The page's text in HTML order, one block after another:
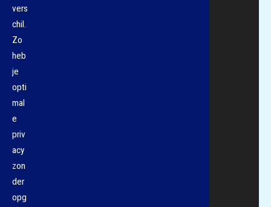
vers
chil.
Zo
heb
je
opti
mal
e
priv
acy
zon
der
opg